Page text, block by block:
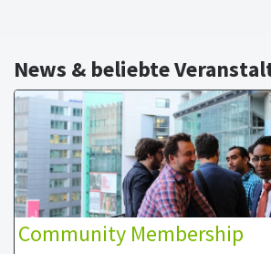
News & beliebte
Community Membership